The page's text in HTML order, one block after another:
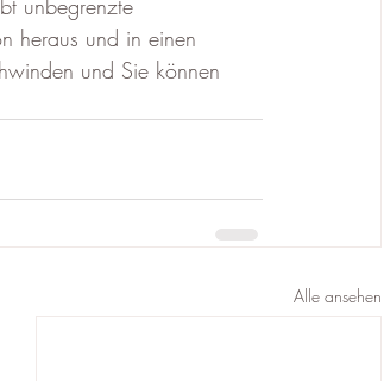
unbegrenzte
heraus und in einen
und Sie können
Alle ansehen